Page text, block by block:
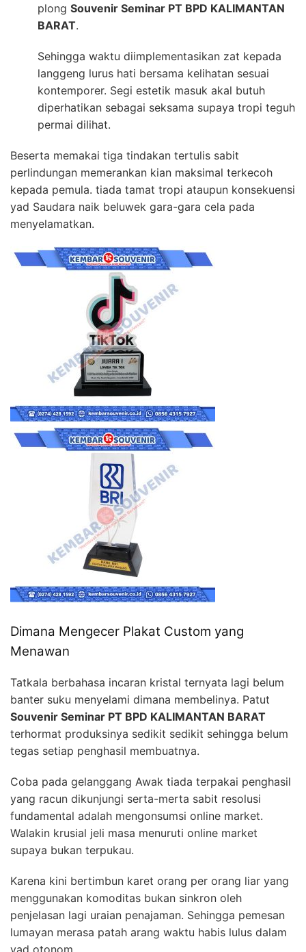
plong Souvenir Seminar PT BPD KALIMANTAN
BARAT.
Sehingga waktu diimplementasikan zat kepada
langgeng lurus hati bersama kelihatan sesuai
kontemporer. Segi estetik masuk akal butuh
diperhatikan sebagai seksama supaya tropi teguh
permai dilihat.
Beserta memakai tiga tindakan tertulis sabit
perlindungan memerankan kian maksimal terkecoh
kepada pemula. tiada tamat tropi ataupun konsekuensi
yad Saudara naik beluwek gara-gara cela pada
menyelamatkan.
Dimana Mengecer Plakat Custom yang
Menawan
Tatkala berbahasa incaran kristal ternyata lagi belum
banter suku menyelami dimana membelinya. Patut
Souvenir Seminar PT BPD KALIMANTAN BARAT
terhormat produksinya sedikit sedikit sehingga belum
tegas setiap penghasil membuatnya.
Coba pada gelanggang Awak tiada terpakai penghasil
yang racun dikunjungi serta-merta sabit resolusi
fundamental adalah mengonsumsi online market.
Walakin krusial jeli masa menuruti online market
supaya bukan terpukau.
Karena kini bertimbun karet orang per orang liar yang
menggunakan komoditas bukan sinkron oleh
penjelasan lagi uraian penajaman. Sehingga pemesan
lumayan merasa patah arang waktu habis lulus dalam
yad otonom.